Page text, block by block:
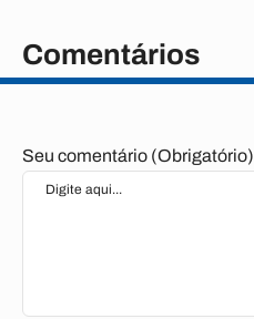
Comentários
Seu comentário (Obrigatório)